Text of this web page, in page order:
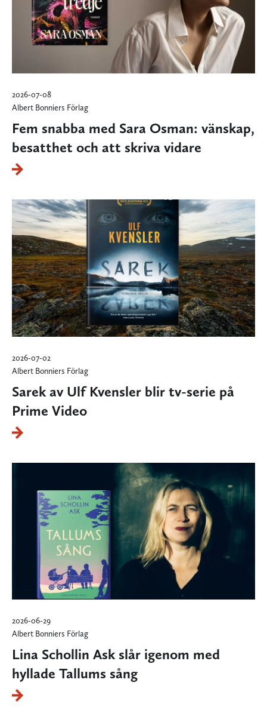
2026-07-08
Albert Bonniers Förlag
Fem snabba med Sara Osman: vänskap,
besatthet och att skriva vidare
2026-07-02
Albert Bonniers Förlag
Sarek av Ulf Kvensler blir tv-serie på
Prime Video
2026-06-29
Albert Bonniers Förlag
Lina Schollin Ask slår igenom med
hyllade Tallums sång